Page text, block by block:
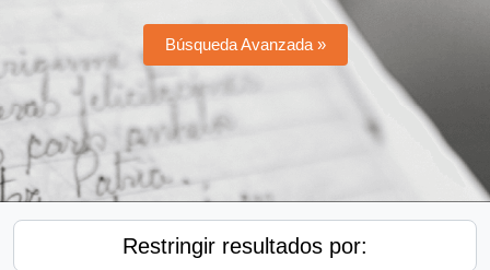
Búsqueda Avanzada »
Restringir resultados por: